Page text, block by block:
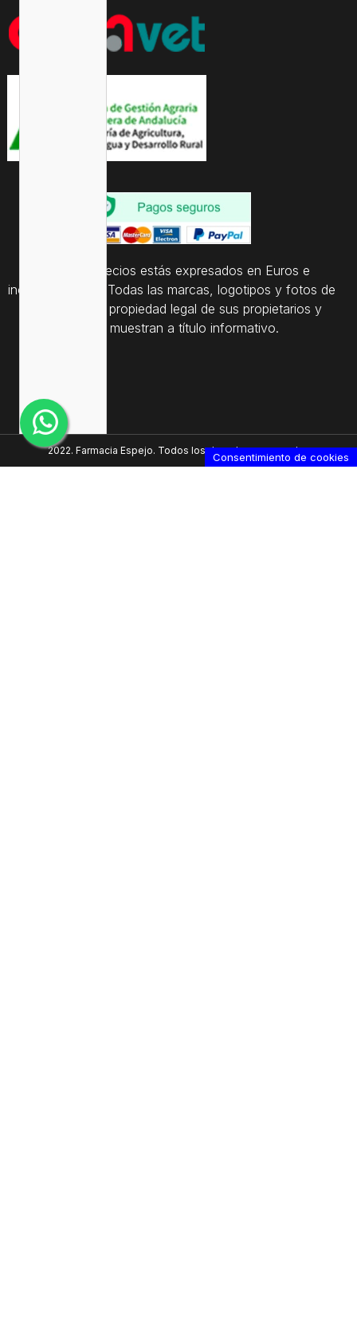
Todos los precios estás expresados en Euros e
incluyen el IVA. | Todas las marcas, logotipos y fotos de
productos son propiedad legal de sus propietarios y
sólo se muestran a título informativo.
2022. Farmacia Espejo. Todos los derechos reservados
Consentimiento de cookies